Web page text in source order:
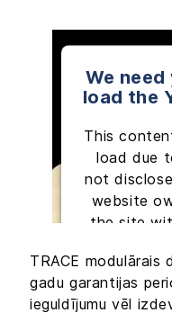
We
load the
This
load due
not
website
the site
Powered by
TRACE modulārais
gadu garantijas
ieguldījumu vēl